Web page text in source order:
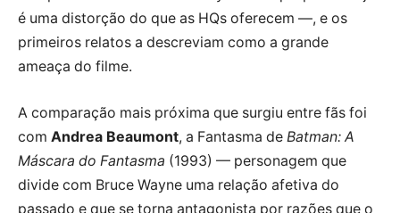
é uma distorção do que as HQs oferecem —, e os
primeiros relatos a descreviam como a grande
ameaça do filme.
A comparação mais próxima que surgiu entre fãs foi
com Andrea Beaumont, a Fantasma de Batman: A
Máscara do Fantasma (1993) — personagem que
divide com Bruce Wayne uma relação afetiva do
passado e que se torna antagonista por razões que o